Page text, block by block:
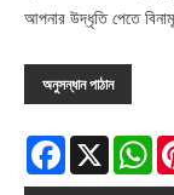
আপনার উদ্ধৃতি পেতে
অনুসন্ধান পাঠান
Facebook
X